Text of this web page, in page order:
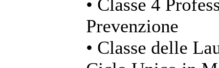
• Classe 4
Prevenzione
• Classe delle